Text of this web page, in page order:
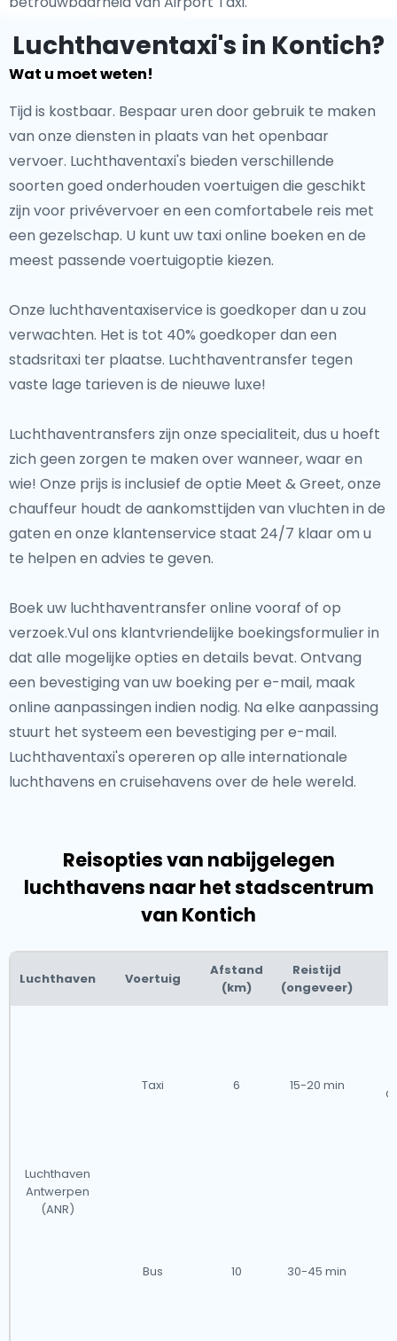
Luchthaventaxi's in Kontich?
Wat u moet weten!
Tijd is kostbaar. Bespaar uren door gebruik te maken
van onze diensten in plaats van het openbaar
vervoer. Luchthaventaxi's bieden verschillende
soorten goed onderhouden voertuigen die geschikt
zijn voor privévervoer en een comfortabele reis met
een gezelschap. U kunt uw taxi online boeken en de
meest passende voertuigoptie kiezen.
Onze luchthaventaxiservice is goedkoper dan u zou
verwachten. Het is tot 40% goedkoper dan een
stadsritaxi ter plaatse. Luchthaventransfer tegen
vaste lage tarieven is de nieuwe luxe!
Luchthaventransfers zijn onze specialiteit, dus u hoeft
zich geen zorgen te maken over wanneer, waar en
wie! Onze prijs is inclusief de optie Meet & Greet, onze
chauffeur houdt de aankomsttijden van vluchten in de
gaten en onze klantenservice staat 24/7 klaar om u
te helpen en advies te geven.
Boek uw luchthaventransfer online vooraf of op
verzoek.Vul ons klantvriendelijke boekingsformulier in
dat alle mogelijke opties en details bevat. Ontvang
een bevestiging van uw boeking per e-mail, maak
online aanpassingen indien nodig. Na elke aanpassing
stuurt het systeem een bevestiging per e-mail.
Luchthaventaxi's opereren op alle internationale
luchthavens en cruisehavens over de hele wereld.
Reisopties van nabijgelegen
luchthavens naar het stadscentrum
van Kontich
Luchthaven Voertuig
Afstand
(km)
Reistijd
(ongeveer)
Luchthaven
Antwerpen
(ANR)
Taxi 6 15-20 min
Bus 10 30-45 min